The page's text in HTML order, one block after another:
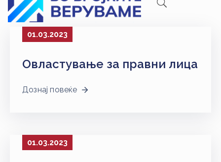
РЕГИСТРИ
КАКО
01.03.2023
Овластување за правни лица
Дознај повеќе
01.03.2023